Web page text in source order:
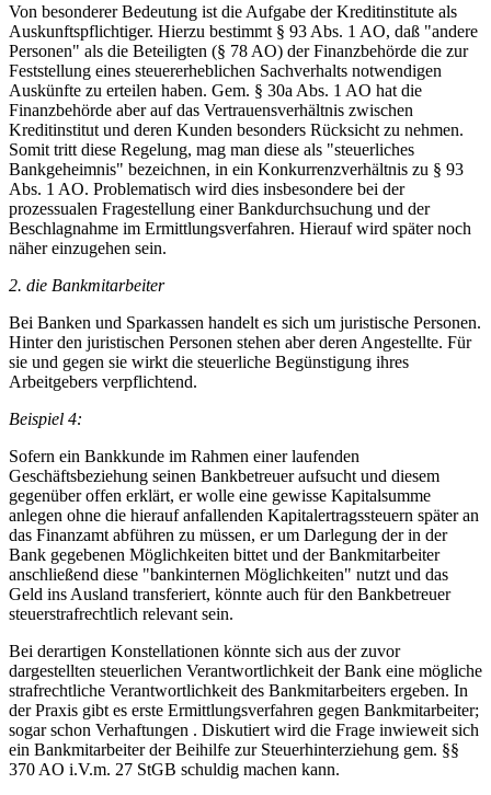
Von besonderer Bedeutung ist die Aufgabe der Kreditinstitute als
Auskunftspflichtiger. Hierzu bestimmt § 93 Abs. 1 AO, daß "andere
Personen" als die Beteiligten (§ 78 AO) der Finanzbehörde die zur
Feststellung eines steuererheblichen Sachverhalts notwendigen
Auskünfte zu erteilen haben. Gem. § 30a Abs. 1 AO hat die
Finanzbehörde aber auf das Vertrauensverhältnis zwischen
Kreditinstitut und deren Kunden besonders Rücksicht zu nehmen.
Somit tritt diese Regelung, mag man diese als "steuerliches
Bankgeheimnis" bezeichnen, in ein Konkurrenzverhältnis zu § 93
Abs. 1 AO. Problematisch wird dies insbesondere bei der
prozessualen Fragestellung einer Bankdurchsuchung und der
Beschlagnahme im Ermittlungsverfahren. Hierauf wird später noch
näher einzugehen sein.
2. die Bankmitarbeiter
Bei Banken und Sparkassen handelt es sich um juristische Personen.
Hinter den juristischen Personen stehen aber deren Angestellte. Für
sie und gegen sie wirkt die steuerliche Begünstigung ihres
Arbeitgebers verpflichtend.
Beispiel 4:
Sofern ein Bankkunde im Rahmen einer laufenden
Geschäftsbeziehung seinen Bankbetreuer aufsucht und diesem
gegenüber offen erklärt, er wolle eine gewisse Kapitalsumme
anlegen ohne die hierauf anfallenden Kapitalertragssteuern später an
das Finanzamt abführen zu müssen, er um Darlegung der in der
Bank gegebenen Möglichkeiten bittet und der Bankmitarbeiter
anschließend diese "bankinternen Möglichkeiten" nutzt und das
Geld ins Ausland transferiert, könnte auch für den Bankbetreuer
steuerstrafrechtlich relevant sein.
Bei derartigen Konstellationen könnte sich aus der zuvor
dargestellten steuerlichen Verantwortlichkeit der Bank eine mögliche
strafrechtliche Verantwortlichkeit des Bankmitarbeiters ergeben. In
der Praxis gibt es erste Ermittlungsverfahren gegen Bankmitarbeiter;
sogar schon Verhaftungen . Diskutiert wird die Frage inwieweit sich
ein Bankmitarbeiter der Beihilfe zur Steuerhinterziehung gem. §§
370 AO i.V.m. 27 StGB schuldig machen kann.